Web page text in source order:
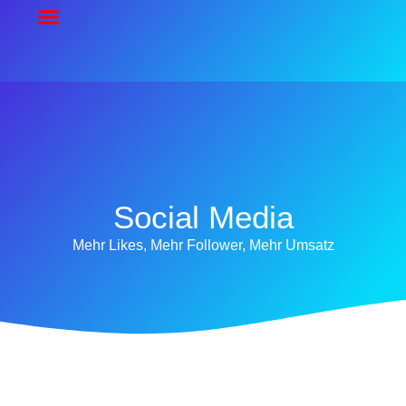
Social Media
Mehr Likes, Mehr Follower, Mehr Umsatz